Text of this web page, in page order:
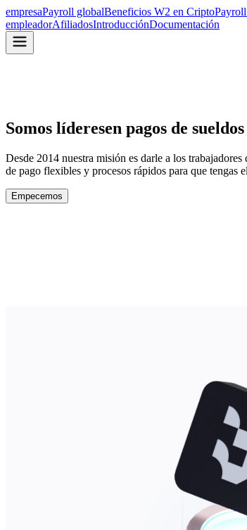
empresaPayroll globalBeneficios W2 en Cripto
empleadorAfiliadosIntroducciónDocumentación
Somos líderesen pagos de
Desde 2014 nuestra misión es darle a los
de pago flexibles y procesos rápidos para que tengas
Empecemos